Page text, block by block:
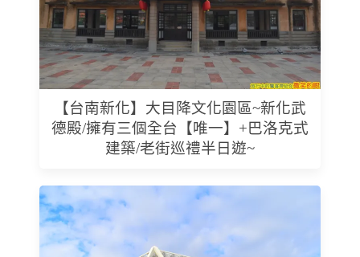
【台南新化】大目降文化園區~新化武
德殿/擁有三個全台【唯一】+巴洛克式
建築/老街巡禮半日遊~